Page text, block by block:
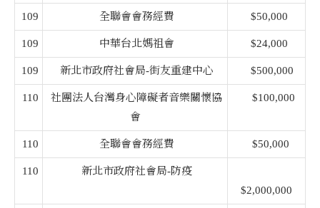
109 全聯會會務經費 $50,000
109 中華台北媽祖會 $24,000
109 新北市政府社會局-街友重建中心 $500,000
110
社團法人台灣身心障礙者音樂關懷協
會
$100,000
110 全聯會會務經費 $50,000
110
新北市政府社會局-防疫
$2,000,000